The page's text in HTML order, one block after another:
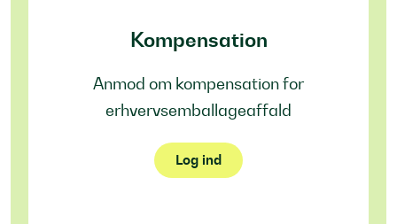
Kompensation
Anmod om kompensation for
erhvervsemballageaffald
Log ind